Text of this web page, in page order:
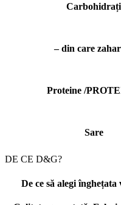
Carbohidrați
– din care
Proteine /
Sare
DE CE D&G?
De ce să alegi